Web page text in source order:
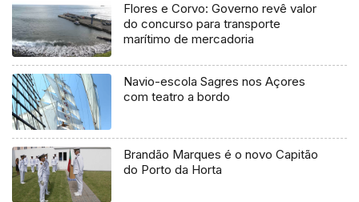
Flores e Corvo: Governo revê valor
do concurso para transporte
marítimo de mercadoria
Navio-escola Sagres nos Açores
com teatro a bordo
Brandão Marques é o novo Capitão
do Porto da Horta